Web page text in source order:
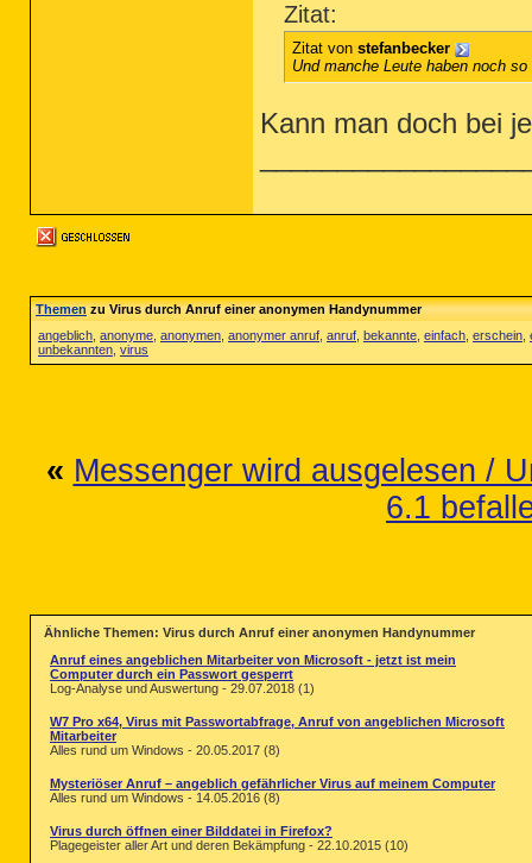
Zitat:
Zitat von stefanbecker
Und manche Leute haben noch
Kann man doch bei
Themenzu Virus durch Anruf einer anonymen Handynummer
angeblich anonyme anonymen anonymer anruf anruf bekannte einfach erschein
unbekannten virus
« Messenger wird ausgelesen /
6.1
Ähnliche Themen: Virus durch Anruf einer anonymen Handynummer
Anruf eines angeblichen Mitarbeiter von Microsoft - jetzt ist mein
Computer durch ein Passwort gesperrt
Log-Analyse und Auswertung - 29.07.2018 (1)
W7 Pro x64, Virus mit Passwortabfrage, Anruf von angeblichen Microsoft
Mitarbeiter
Alles rund um Windows - 20.05.2017 (8)
Mysteriöser Anruf – angeblich gefährlicher Virus auf meinem Computer
Alles rund um Windows - 14.05.2016 (8)
Virus durch öffnen einer Bilddatei in Firefox?
Plagegeister aller Art und deren Bekämpfung - 22.10.2015 (10)